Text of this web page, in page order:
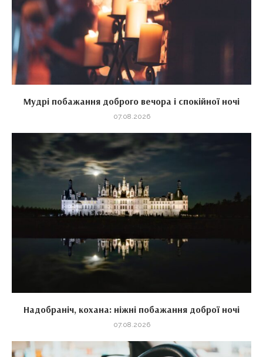
Мудрі побажання доброго вечора і спокійної ночі
07.08.2026
Надобраніч, кохана: ніжні побажання доброї ночі
07.08.2026